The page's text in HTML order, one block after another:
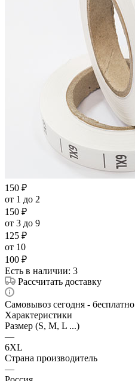
150 ₽
от 1 до 2
150 ₽
от 3 до 9
125 ₽
от 10
100 ₽
Есть в наличии: 3
Рассчитать доставку
Самовывоз сегодня - бесплатно
Характеристики
Размер (S, M, L ...)
—
6XL
Страна производитель
—